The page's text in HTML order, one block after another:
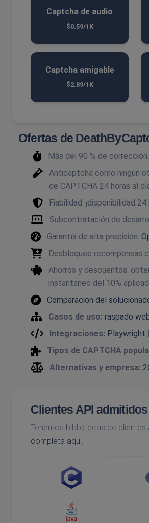
Captcha de audio
$0.59/1K
Captcha amigable
$2.89/1K
Ofertas de
Más del 90 % de
Anticaptcha como ningún
de CAPTCHA 24 horas al
Fiabilidad: ¡disponibilidad
Subcontratación de
Garantía de alta precisión:
Desbloquee recompensas
Ahorros y descuentos:
instantáneo del 10%
Comparación del
Casos de uso: raspado
Integraciones: Playwright |
Tipos de CAPTCHA
Alternativas y empresa:
Clientes API admitidos
Tenemos bibliotecas de
completa aquí.